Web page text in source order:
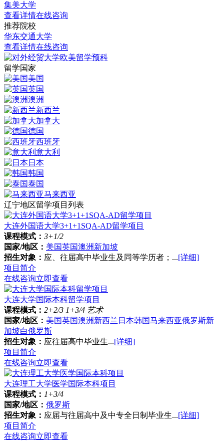
集美大学
查看详情在线咨询
推荐院校
华东交通大学
查看详情在线咨询
留学国家
美国
英国
澳洲
新西兰
加拿大
德国
西班牙
意大利
日本
韩国
泰国
马来西亚
辽宁地区留学项目列表
大连外国语大学3+1+1SQA-AD留学项目
课程模式： 3+1/2
国家/地区： 美国英国澳洲 新加坡
招生对象： 应、往届高中毕业生及同等学历者；...[详细]
项目简介
在线咨询立即查看
大连大学国际本科留学项目
课程模式： 2+2/3 1+3/4 艺术
国家/地区： 美国英国澳洲 新西兰 日本韩国马来西亚俄罗斯新
加坡白俄罗斯
招生对象： 应往届高中毕业生...[详细]
项目简介
在线咨询立即查看
大连理工大学医学国际本科项目
课程模式： 1+3/4
国家/地区： 俄罗斯
招生对象： 应届与往届高中及中专全日制毕业生...[详细]
项目简介
在线咨询立即查看